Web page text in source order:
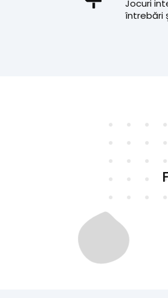
Jocuri
întrebări